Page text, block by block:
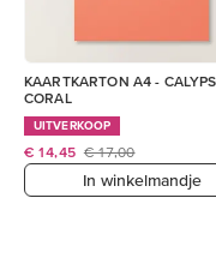
KAARTKARTON A4 -
CORAL
UITVERKOOP
€ 14,45 € 17,00
In winkelmandje